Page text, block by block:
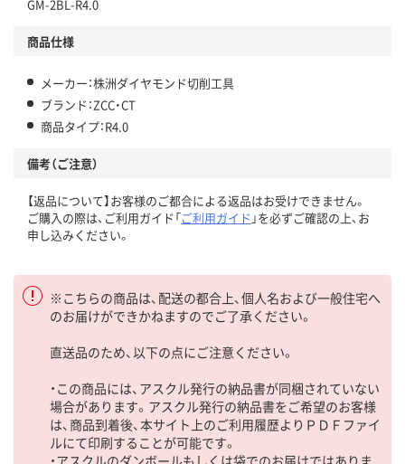
GM-2BL-R4.0
商品仕様
メーカー：株洲ダイヤモンド切削工具
ブランド：ZCC・CT
商品タイプ：R4.0
備考（ご注意）
【返品について】お客様のご都合による返品はお受けできません。
ご購入の際は、ご利用ガイド「ご利用ガイド 」を必ずご確認の上、お
申し込みください。
※こちらの商品は、配送の都合上、個人名および一般住宅へ
のお届けができかねますのでご了承ください。
直送品のため、以下の点にご注意ください。
・この商品には、アスクル発行の納品書が同梱されていない
場合があります。アスクル発行の納品書をご希望のお客様
は、商品到着後、本サイト上のご利用履歴よりＰＤＦファイ
ルにて印刷することが可能です。
・アスクルのダンボールもしくは袋でのお届けではありま